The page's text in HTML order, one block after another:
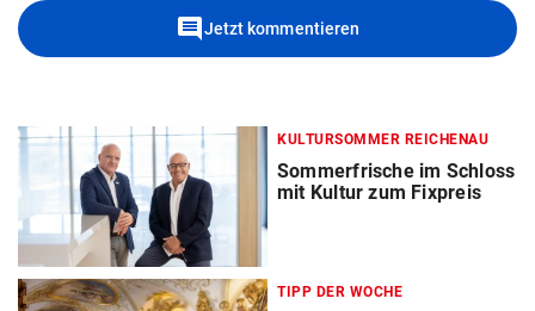
commentJetzt kommentieren
KULTURSOMMER REICHENAU
Sommerfrische im Schloss
mit Kultur zum Fixpreis
TIPP DER WOCHE